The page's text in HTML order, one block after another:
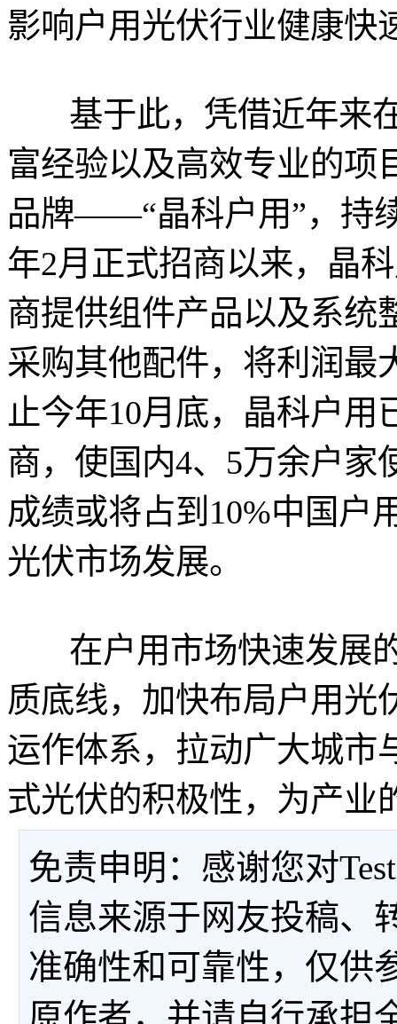
影响户用光伏行业健康快
基于此，凭借近年来在
富经验以及高效专业的项
品牌——“晶科户用”，持
年2月正式招商以来，晶
商提供组件产品以及系统
采购其他配件，将利润最
止今年10月底，晶科户用
商，使国内4、5万余户家
成绩或将占到10%中国户
光伏市场发展。
在户用市场快速发展的
质底线，加快布局户用光
运作体系，拉动广大城市
式光伏的积极性，为产业
免责申明：感谢您对
信息来源于网友投稿、
准确性和可靠性，仅供
原作者，并请自行承担